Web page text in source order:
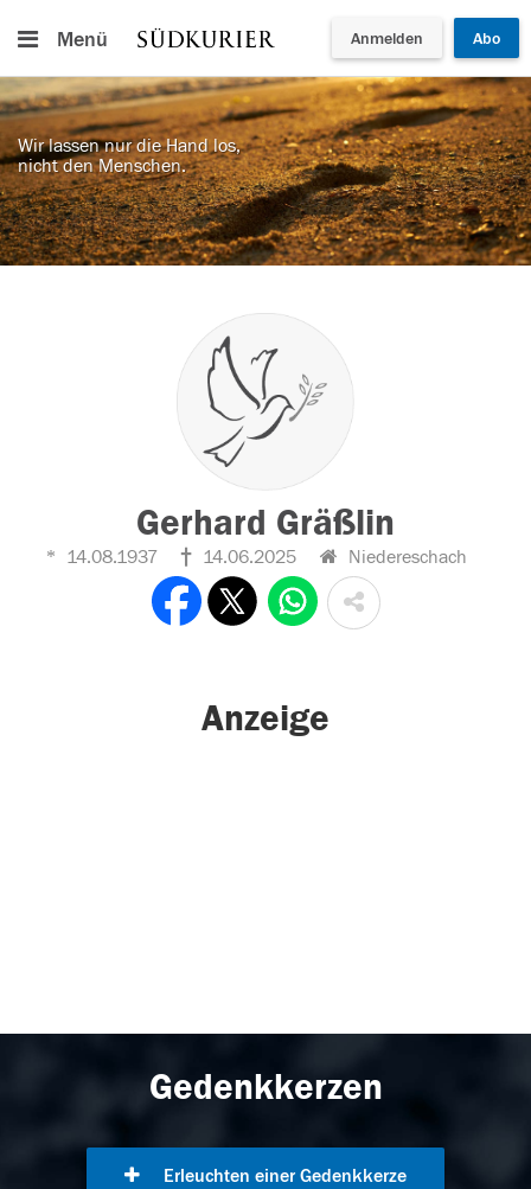
Menü Anmelden Abo
Wir lassen nur die Hand los,
nicht den Menschen.
Gerhard Gräßlin
14.08.1937 14.06.2025 Niedereschach
Anzeige
Gedenkkerzen
Erleuchten einer Gedenkkerze